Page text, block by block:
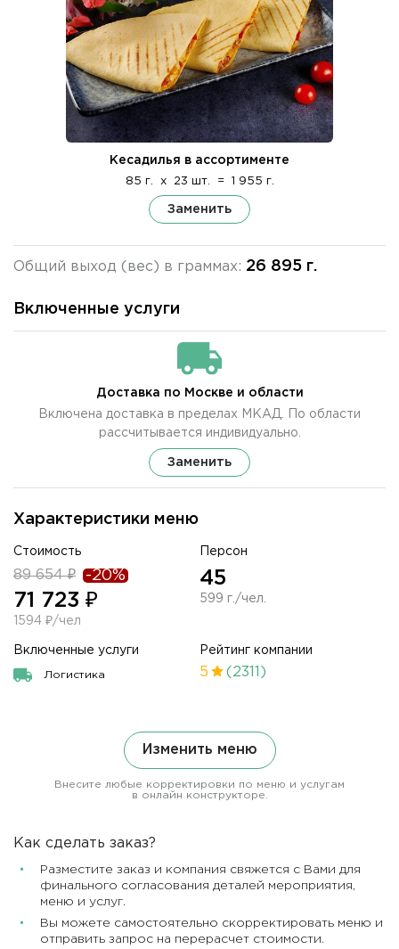
Характеристики меню
Стоимость
89 654 ₽ -20%
71 723 ₽
1594 ₽/чел
Персон
45
599 г./чел.
Включенные услуги
Логистика
Рейтинг компании
5 (2311)
Кесадилья в ассортименте
85 г. x 23 шт. = 1 955 г.
Заменить
Общий выход (вес) в граммах: 26 895 г.
Изменить меню
Внесите любые корректировки по меню и услугам
в онлайн конструкторе.
Включенные услуги
Доставка по Москве и области
Включена доставка в пределах МКАД. По области
рассчитывается индивидуально.
Заменить
Как сделать заказ?
Разместите заказ и компания свяжется с Вами для
финального согласования деталей мероприятия,
меню и услуг.
Вы можете самостоятельно скорректировать меню и
отправить запрос на перерасчет стоимости.